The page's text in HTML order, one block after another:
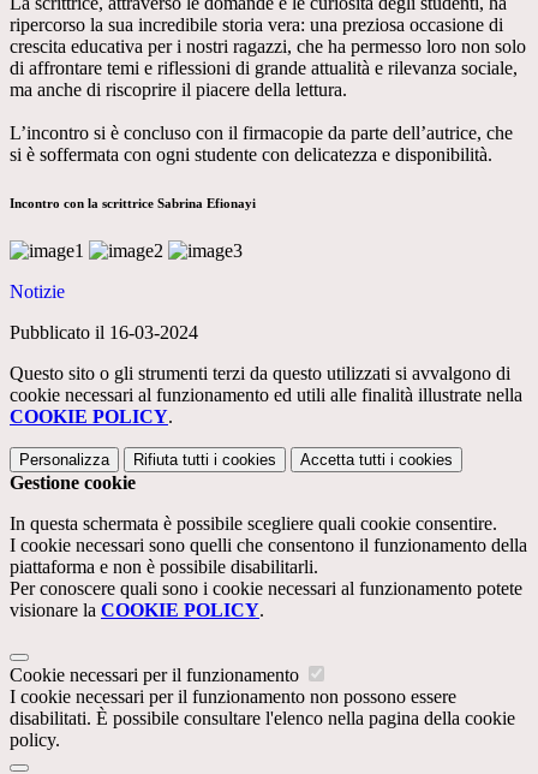
ripercorso la sua incredibile storia vera: una preziosa occasione di
crescita educativa per i nostri ragazzi, che ha permesso loro non solo
di affrontare temi e riflessioni di grande attualità e rilevanza sociale,
ma anche di riscoprire il piacere della lettura.
L’incontro si è concluso con il firmacopie da parte dell’autrice, che
si è soffermata con ogni studente con delicatezza e disponibilità.
Incontro con la scrittrice Sabrina Efionayi
Notizie
Pubblicato il 16-03-2024
Questo sito o gli strumenti terzi da questo utilizzati si avvalgono di
cookie necessari al funzionamento ed utili alle finalità illustrate nella
COOKIE POLICY.
Personalizza Rifiuta tutti i cookies Accetta tutti i cookies
Gestione cookie
In questa schermata è possibile scegliere quali cookie consentire.
I cookie necessari sono quelli che consentono il funzionamento della
piattaforma e non è possibile disabilitarli.
Per conoscere quali sono i cookie necessari al funzionamento potete
visionare la COOKIE POLICY.
Cookie necessari per il funzionamento
I cookie necessari per il funzionamento non possono essere
disabilitati. È possibile consultare l'elenco nella pagina della cookie
policy.